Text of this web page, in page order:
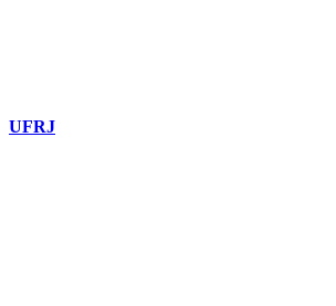
UFRJ